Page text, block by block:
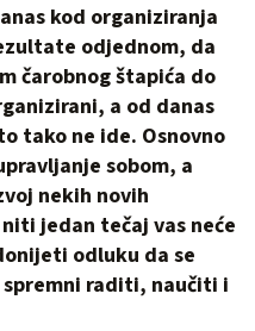
kod organiziranja
odjednom, da
čarobnog štapića do
a od danas
tako ne ide. Osnovno
sobom, a
nekih novih
jedan tečaj vas neće
odluku da se
raditi, naučiti i